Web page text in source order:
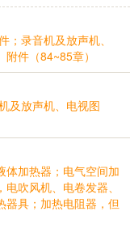
录音机及放声机、
件（84~85章）
及放声机、电视图
体加热器；电气空间加
吹风机、电卷发器、
器具；加热电阻器，但